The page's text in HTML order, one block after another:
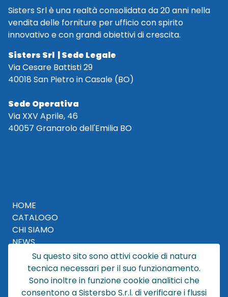
Sisters Srl è una realtà consolidata da 20 anni nella
vendita delle forniture per ufficio con spirito
innovativo e con grandi obiettivi di crescita.
Sisters Srl | Sede Legale
Via Cesare Battisti 29
40018 San Pietro in Casale (BO)
Sede Operativa
Via XXV Aprile, 46
40057 Granarolo dell'Emilia BO
HOME
CATALOGO
CHI SIAMO
NEWS
CONTATTACI
F.A.Q
CONDIZIONI DI VENDITA
Su questo sito sono attivi cookie di natura
tecnica necessari per il suo funzionamento.
Sono inoltre in funzione cookie analitici che
consentono a Sistersbo S.r.l. di verificare i flussi